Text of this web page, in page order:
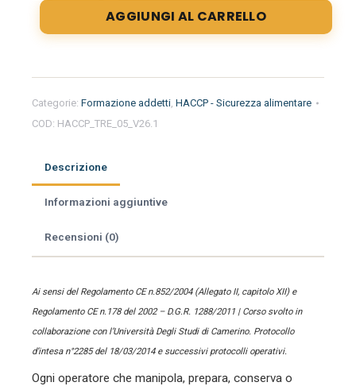
per
addetti
alimentare
regione
Trentino
Adige
-
Kebab
AGGIUNGI AL CARRELLO
Categorie: Formazione addetti, HACCP - Sicurezza alimentare
COD: HACCP_TRE_05_V26.1
Descrizione
Informazioni aggiuntive
Recensioni (0)
Ai sensi del Regolamento CE n.852/2004 (Allegato II, capitolo XII) e
Regolamento CE n.178 del 2002 – D.G.R. 1288/2011 | Corso svolto in
collaborazione con l’Università Degli Studi di Camerino. Protocollo
d’intesa n°2285 del 18/03/2014 e successivi protocolli operativi.
Ogni operatore che manipola, prepara, conserva o